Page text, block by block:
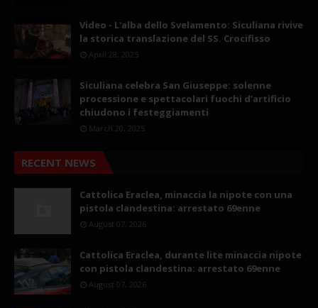
Video - L'alba dello Svelamento: Siculiana rivive
la storica translazione del SS. Crocifisso
April 28, 2025
Siculiana celebra San Giuseppe: solenne
processione e spettacolari fuochi d’artificio
chiudono i festeggiamenti
March 20, 2025
RECENT NEWS
Cattolica Eraclea, minaccia la nipote con una
pistola clandestina: arrestato 69enne
August 07, 2026
Cattolica Eraclea, durante lite minaccia nipote
con pistola clandestina: arrestato 69enne
August 07, 2026